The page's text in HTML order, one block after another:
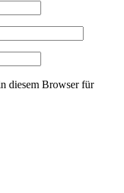
diesem Browser für